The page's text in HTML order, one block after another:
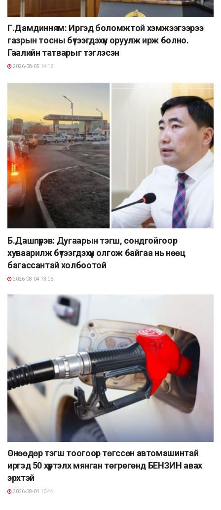
Г.Дамдинням: Иргэд боломжтой хэмжээгээрээ
газрын тосны бүтээгдэхүүн оруулж ирж болно.
Гаалийн татварыг тэглэсэн
2026-08-05 14:16
Б.Дашпүрэв: Дугаарын тэгш, сондгойгоор
хуваарилж бүтээгдэхүүн олгож байгаа нь нөөц
багассантай холбоотой
2026-08-04 13:06
Өнөөдөр тэгш тоогоор төгссөн автомашинтай
иргэд 50 хүртэлх мянган төгрөгөнд БЕНЗИН авах
эрхтэй
2026-08-04 10:44